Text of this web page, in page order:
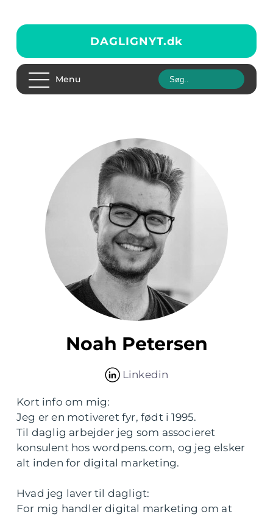
DAGLIGNYT.dk
Menu
Noah Petersen
Linkedin
Kort info om mig:
Jeg er en motiveret fyr, født i 1995.
Til daglig arbejder jeg som associeret
konsulent hos wordpens.com, og jeg elsker
alt inden for digital marketing.
Hvad jeg laver til dagligt:
For mig handler digital marketing om at